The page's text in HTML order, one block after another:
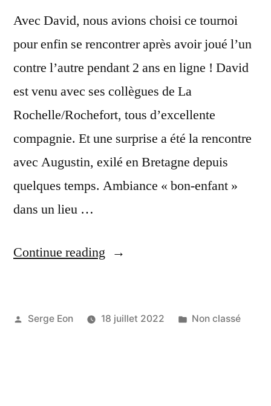
Avec David, nous avions choisi ce tournoi
pour enfin se rencontrer après avoir joué l’un
contre l’autre pendant 2 ans en ligne ! David
est venu avec ses collègues de La
Rochelle/Rochefort, tous d’excellente
compagnie. Et une surprise a été la rencontre
avec Augustin, exilé en Bretagne depuis
quelques temps. Ambiance « bon-enfant »
dans un lieu …
Continue reading « Pau
Rennes »
Posted
Serge Eon 18 juillet 2022
Posted
Non classé